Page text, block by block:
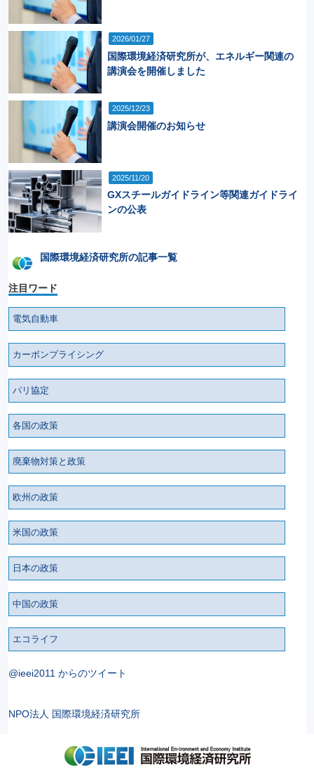
2026/01/27
国際環境経済研究所が、エネルギー関連の
講演会を開催しました
2025/12/23
講演会開催のお知らせ
2025/11/20
GXスチールガイドライン等関連ガイドライ
ンの公表
国際環境経済研究所の記事一覧
注目ワード
電気自動車
カーボンプライシング
パリ協定
各国の政策
廃棄物対策と政策
欧州の政策
米国の政策
日本の政策
中国の政策
エコライフ
@ieei2011 からのツイート
NPO法人 国際環境経済研究所